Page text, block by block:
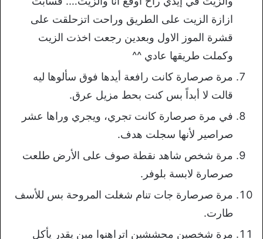
ازازة الزيت على الطريق وراحت اتزحلقت على
قشرة الموز الاول وبعدين رجعت اخذت الزيت
وكملت طريقها عادي ^^
مرة صرصارة كانت رافعة أيدها فوق سألوها ليه
قالت لا أبداً بس كنت بحط مزيل عرق.
في مرة صرصارة كانت تجري، ويجري وراها عشر
صراصير لأنها سجلت هدف.
مرة شخص شاهد نقطة صوف على الأرض طلعت
صرصارة لابسة بلوفر.
مرة صرصارة جات تنام شغلت المروحة بس للأسف
طارت.
مرة شخصين محششين اتراهنوا مين يقدر يأكل